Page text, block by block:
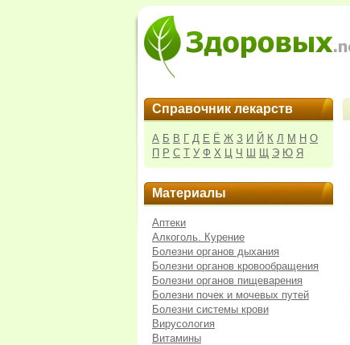
Справочник лекарств
А Б В Г Д Е Ё Ж З И Й К Л М Н О
П Р С Т У Ф Х Ц Ч Ш Щ Э Ю Я
Материалы
Аптеки
Алкоголь. Курение
Болезни органов дыхания
Болезни органов кровообращения
Болезни органов пищеварения
Болезни почек и мочевых путей
Болезни системы крови
Вирусология
Витамины